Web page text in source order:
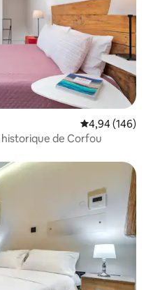
Évaluation
4,94 (146)
historique de Corfou
appréciés